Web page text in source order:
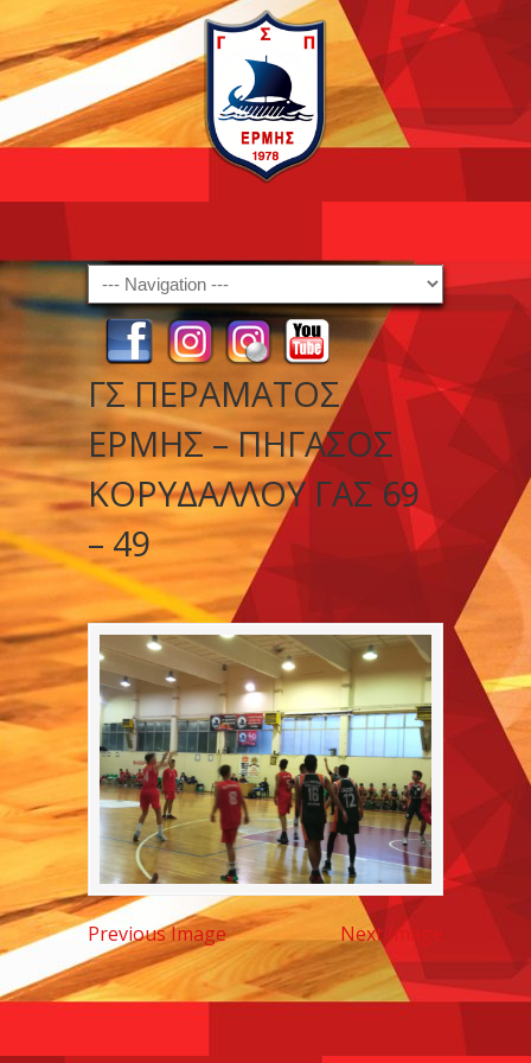
Navigation
ΓΣ ΠΕΡΑΜΑΤΟΣ
ΕΡΜΗΣ – ΠΗΓΑΣΟΣ
ΚΟΡΥΔΑΛΛΟΥ ΓΑΣ 69
– 49
Previous Image Next Image